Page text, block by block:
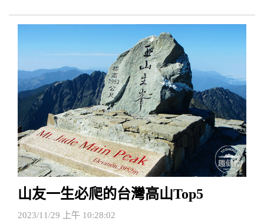
山友一生必爬的台灣高山Top5
2023/11/29 上午 10:28:02